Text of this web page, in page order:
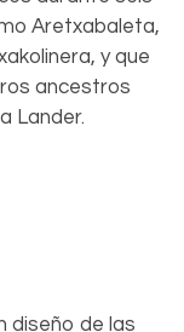
Aretxabaleta,
y que
ancestros
Lander.
diseño de las